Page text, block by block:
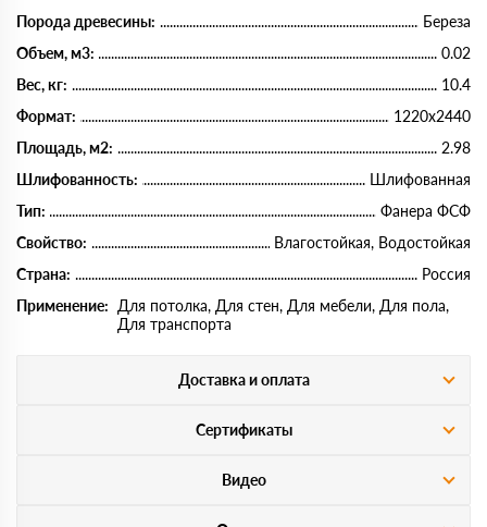
Порода древесины:
Береза
Объем, м3:
0.02
Вес, кг:
10.4
Формат:
1220х2440
Площадь, м2:
2.98
Шлифованность:
Шлифованная
Тип:
Фанера ФСФ
Свойство:
Влагостойкая, Водостойкая
Страна:
Россия
Применение: Для потолка, Для стен, Для мебели, Для пола,
Для транспорта
Доставка и оплата
Сертификаты
Видео